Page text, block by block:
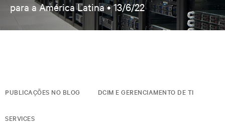
para a América Latina •13/6/22
PUBLICAÇÕES NO BLOG DCIM E GERENCIAMENTO DE TI
SERVICES